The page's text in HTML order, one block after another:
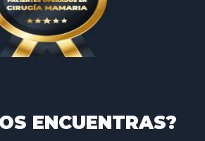
ENCUENTRAS?